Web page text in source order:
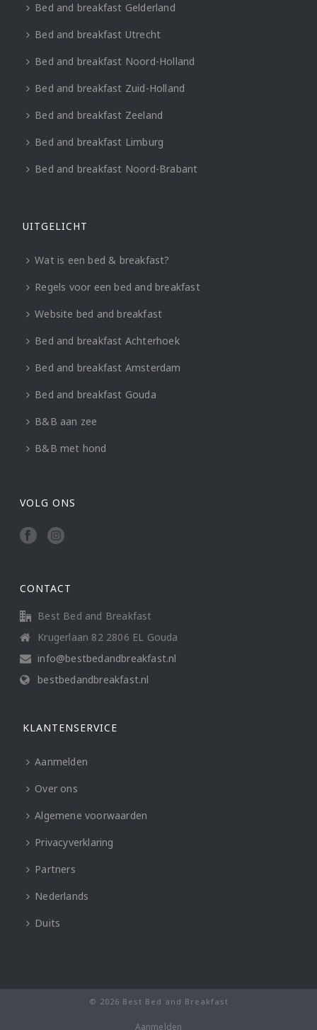
Bed and breakfast Gelderland
Bed and breakfast Utrecht
Bed and breakfast Noord-Holland
Bed and breakfast Zuid-Holland
Bed and breakfast Zeeland
Bed and breakfast Limburg
Bed and breakfast Noord-Brabant
UITGELICHT
Wat is een bed & breakfast?
Regels voor een bed and breakfast
Website bed and breakfast
Bed and breakfast Achterhoek
Bed and breakfast Amsterdam
Bed and breakfast Gouda
B&B aan zee
B&B met hond
VOLG ONS
CONTACT
Best Bed and Breakfast
Krugerlaan 82 2806 EL Gouda
info@bestbedandbreakfast.nl
bestbedandbreakfast.nl
KLANTENSERVICE
Aanmelden
Over ons
Algemene voorwaarden
Privacyverklaring
Partners
Nederlands
Duits
© 2026 Best Bed and Breakfast
Aanmelden